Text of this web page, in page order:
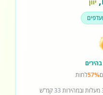
יוון
57%לחות
מעלות ובמהירות 33קמ"ש